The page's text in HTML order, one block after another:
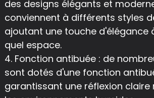
des designs élégants et
conviennent à différents styles
ajoutant une touche d'élégance
quel espace.
4. Fonction antibuée : de
sont dotés d'une fonction
garantissant une réflexion claire